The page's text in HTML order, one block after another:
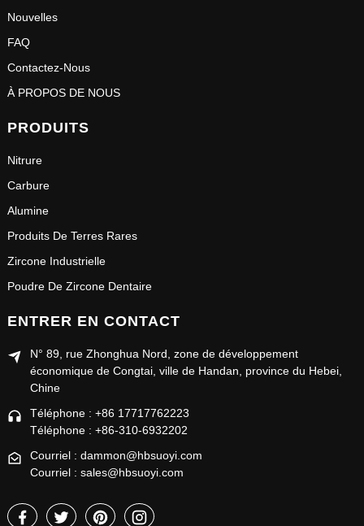
Nouvelles
FAQ
Contactez-Nous
À PROPOS DE NOUS
PRODUITS
Nitrure
Carbure
Alumine
Produits De Terres Rares
Zircone Industrielle
Poudre De Zircone Dentaire
ENTRER EN CONTACT
N° 89, rue Zhonghua Nord, zone de développement
économique de Congtai, ville de Handan, province du Hebei,
Chine
Téléphone : +86 17717762223
Téléphone : +86-310-6932202
Courriel : dammon@hbsuoyi.com
Courriel : sales@hbsuoyi.com